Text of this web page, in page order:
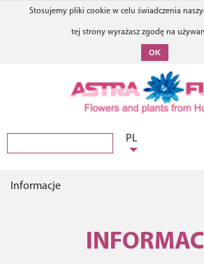
Stosujemy pliki cookie w celu świadczenia
tej strony wyrażasz zgodę na
OK
PL
Informacje